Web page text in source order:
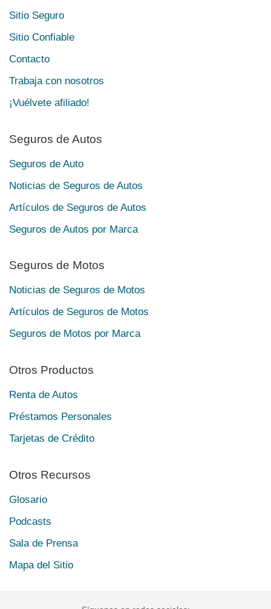
Sitio Seguro
Sitio Confiable
Contacto
Trabaja con nosotros
¡Vuélvete afiliado!
Seguros de Autos
Seguros de Auto
Noticias de Seguros de Autos
Artículos de Seguros de Autos
Seguros de Autos por Marca
Seguros de Motos
Noticias de Seguros de Motos
Artículos de Seguros de Motos
Seguros de Motos por Marca
Otros Productos
Renta de Autos
Préstamos Personales
Tarjetas de Crédito
Otros Recursos
Glosario
Podcasts
Sala de Prensa
Mapa del Sitio